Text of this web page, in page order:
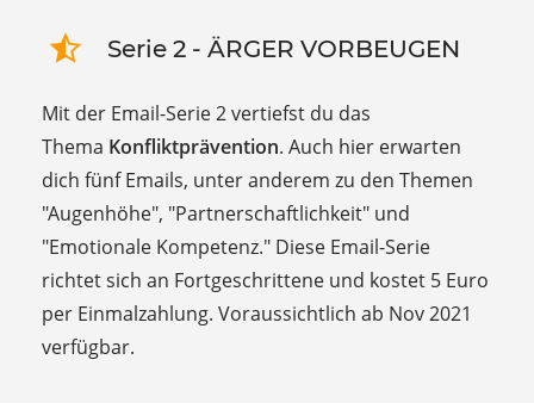
Serie 2 - ÄRGER VORBEUGEN
Mit der Email-Serie 2vertiefst du das
Thema Konfliktprävention. Auch hier erwarten
dich fünf Emails, unter anderem zu den Themen
"Augenhöhe", "Partnerschaftlichkeit" und
"Emotionale Kompetenz." Diese Email-Serie
richtet sich an Fortgeschrittene und kostet 5 Euro
per Einmalzahlung. Voraussichtlich ab Nov 2021
verfügbar.